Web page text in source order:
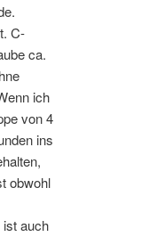
C-
ca.
ich
von 4
ins
obwohl
auch